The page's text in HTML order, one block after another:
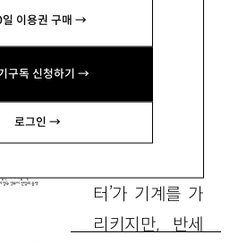
이용권 구매 →
구독 신청하기 →
로그인 →
구원 fmlm66@gmail.com
터’가 기계를 가
리키지만, 반세